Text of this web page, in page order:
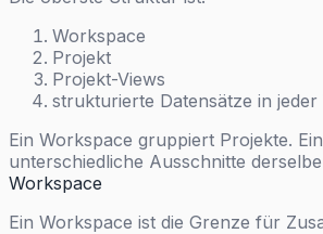
Workspace
Projekt
Projekt-Views
strukturierte Datensätze in jeder
Ein Workspace gruppiert Projekte.
unterschiedliche Ausschnitte
Workspace
Ein Workspace ist die Grenze für